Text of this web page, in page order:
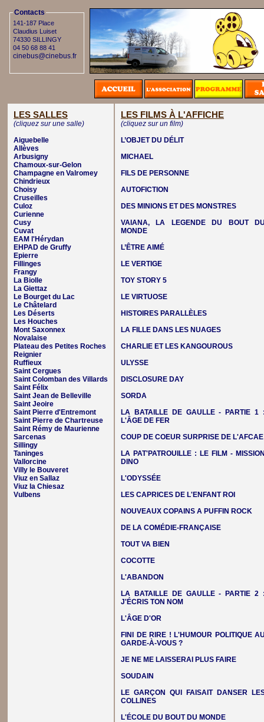
Contacts
141-187 Place
Claudius Luiset
74330 SILLINGY
04 50 68 88 41
cinebus@cinebus.fr
LES SALLES
(cliquez sur une salle)
Aiguebelle
Allèves
Arbusigny
Chamoux-sur-Gelon
Champagne en Valromey
Chindrieux
Choisy
Cruseilles
Culoz
Curienne
Cusy
Cuvat
EAM l'Hérydan
EHPAD de Gruffy
Epierre
Fillinges
Frangy
La Biolle
La Giettaz
Le Bourget du Lac
Le Châtelard
Les Déserts
Les Houches
Mont Saxonnex
Novalaise
Plateau des Petites Roches
Reignier
Ruffieux
Saint Cergues
Saint Colomban des Villards
Saint Félix
Saint Jean de Belleville
Saint Jeoire
Saint Pierre d'Entremont
Saint Pierre de Chartreuse
Saint Rémy de Maurienne
Sarcenas
Sillingy
Taninges
Vallorcine
Villy le Bouveret
Viuz en Sallaz
Viuz la Chiesaz
Vulbens
LES FILMS À L'AFFICHE
(cliquez sur un film)
L’OBJET DU DÉLIT
MICHAEL
FILS DE PERSONNE
AUTOFICTION
DES MINIONS ET DES MONSTRES
VAIANA, LA LEGENDE DU BOUT
MONDE
L’ÊTRE AIMÉ
LE VERTIGE
TOY STORY 5
LE VIRTUOSE
HISTOIRES PARALLÈLES
LA FILLE DANS LES NUAGES
CHARLIE ET LES KANGOUROUS
ULYSSE
DISCLOSURE DAY
SORDA
LA BATAILLE DE GAULLE - PARTIE 1
L'ÂGE DE FER
COUP DE COEUR SURPRISE DE L'AFCAE
LA PAT'PATROUILLE : LE FILM -
DINO
L'ODYSSÉE
LES CAPRICES DE L'ENFANT ROI
NOUVEAUX COPAINS A PUFFIN ROCK
DE LA COMÉDIE-FRANÇAISE
TOUT VA BIEN
COCOTTE
L'ABANDON
LA BATAILLE DE GAULLE - PARTIE 2
J'ÉCRIS TON NOM
L'ÂGE D'OR
FINI DE RIRE ! L'HUMOUR POLITIQUE
GARDE-À-VOUS ?
JE NE ME LAISSERAI PLUS FAIRE
SOUDAIN
LE GARÇON QUI FAISAIT DANSER
COLLINES
L'ÉCOLE DU BOUT DU MONDE